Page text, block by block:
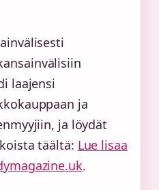
laajensi
ja
ja löydät
täältä: Lue lisaa
.